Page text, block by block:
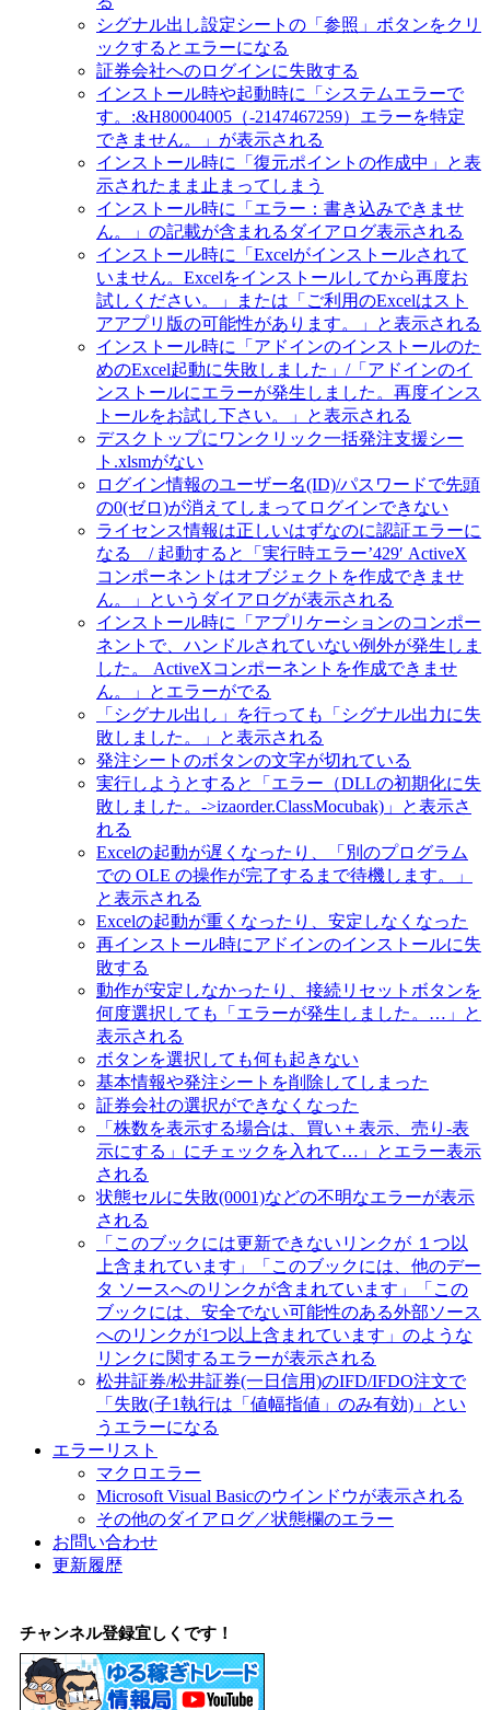
シグナル出し設定シートの「参照」ボタンをクリ
ックするとエラーになる
証券会社へのログインに失敗する
インストール時や起動時に「システムエラーで
す。:&H80004005（-2147467259）エラーを特定
できません。」が表示される
インストール時に「復元ポイントの作成中」と表
示されたまま止まってしまう
インストール時に「エラー：書き込みできませ
ん。」の記載が含まれるダイアログ表示される
インストール時に「Excelがインストールされて
いません。Excelをインストールしてから再度お
試しください。」または「ご利用のExcelはスト
アアプリ版の可能性があります。」と表示される
インストール時に「アドインのインストールのた
めのExcel起動に失敗しました」/「アドインのイ
ンストールにエラーが発生しました。再度インス
トールをお試し下さい。」と表示される
デスクトップにワンクリック一括発注支援シー
ト.xlsmがない
ログイン情報のユーザー名(ID)/パスワードで先頭
の0(ゼロ)が消えてしまってログインできない
ライセンス情報は正しいはずなのに認証エラーに
なる / 起動すると「実行時エラー’429′ ActiveX
コンポーネントはオブジェクトを作成できませ
ん。」というダイアログが表示される
インストール時に「アプリケーションのコンポー
ネントで、ハンドルされていない例外が発生しま
した。 ActiveXコンポーネントを作成できませ
ん。」とエラーがでる
「シグナル出し」を行っても「シグナル出力に失
敗しました。」と表示される
発注シートのボタンの文字が切れている
実行しようとすると「エラー（DLLの初期化に失
敗しました。->izaorder.ClassMocubak)」と表示さ
れる
Excelの起動が遅くなったり、「別のプログラム
での OLE の操作が完了するまで待機します。」
と表示される
Excelの起動が重くなったり、安定しなくなった
再インストール時にアドインのインストールに失
敗する
動作が安定しなかったり、接続リセットボタンを
何度選択しても「エラーが発生しました。…」と
表示される
ボタンを選択しても何も起きない
基本情報や発注シートを削除してしまった
証券会社の選択ができなくなった
「株数を表示する場合は、買い＋表示、売り-表
示にする」にチェックを入れて…」とエラー表示
される
状態セルに失敗(0001)などの不明なエラーが表示
される
「このブックには更新できないリンクが １つ以
上含まれています」「このブックには、他のデー
タ ソースへのリンクが含まれています」「この
ブックには、安全でない可能性のある外部ソース
へのリンクが1つ以上含まれています」のような
リンクに関するエラーが表示される
松井証券/松井証券(一日信用)のIFD/IFDO注文で
「失敗(子1執行は「値幅指値」のみ有効)」とい
うエラーになる
エラーリスト
マクロエラー
Microsoft Visual Basicのウインドウが表示される
その他のダイアログ／状態欄のエラー
お問い合わせ
更新履歴
チャンネル登録宜しくです！